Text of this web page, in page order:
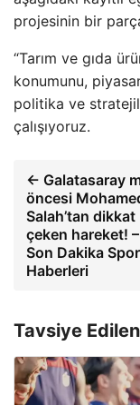
projesinin bir
“Tarım ve gıda
konumunu,
politika ve
çalışıyoruz.
← Galatasaray
öncesi
Salah’tan dikkat
çeken hareket! –
Son Dakika Spor
Haberleri
Tavsiye